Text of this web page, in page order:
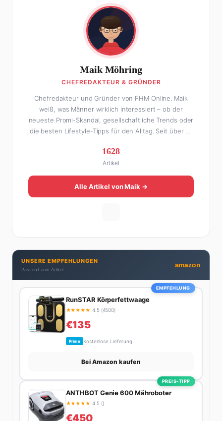
Maik Möhring
CHEFREDAKTEUR & GRÜNDER
Chefredakteur und Gründer von FHM Online. Maik
weiß, was Männer wirklich interessiert – ob der
neueste Promi-Skandal, gesellschaftliche Trends oder
die besten Lifestyle-Tipps für den Alltag. Seit über 10
Online zu einer der führenden Männer-Lifestyle-
Plattformen im deutschsprachigen Raum aufgebaut.
Sein Weg dahin war alles andere als geradlinig: Die
eine Hälfte seines Lebens stand er in der
Gastronomie – mit allem, was dazugehört. Die andere
dran. Wenn Maik nicht gerade den heißesten Tratsch
aus der Promi-Welt aufspürt oder die besten
Lifestyle-Empfehlungen zusammenstellt, findet man
ihn beim Wandern in den Schweizer Alpen, am Grill
mit Freunden oder auf der Suche nach dem
perfekten Espresso. Sein Motto: Lieber einmal richtig
1628
Artikel
Alle Artikel von Maik →
UNSERE EMPFEHLUNGEN
Passend zum Artikel
amazon
EMPFEHLUNG
RunSTAR Körperfettwaage
★★★★★ 4.5 (4500)
€135
Prime Kostenlose Lieferung
Bei Amazon kaufen
PREIS-TIPP
ANTHBOT Genie 600 Mähroboter
★★★★★ 4.5 ()
€450